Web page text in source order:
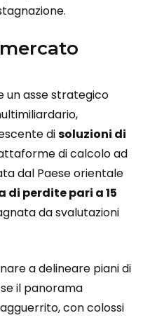
un asse strategico
disoluzioni di
di calcolo ad
dal Paese orientale
di perdite pari a 15
da svalutazioni
a delineare piani di
il panorama
con colossi